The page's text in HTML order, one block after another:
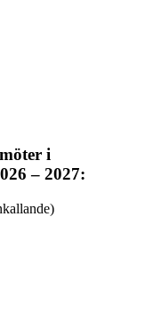
i
– 2027: